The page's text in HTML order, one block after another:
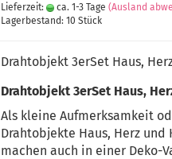
Lieferzeit:
ca. 1-3 Tage (Ausland
Lagerbestand: 10 Stück
Drahtobjekt 3erSet Haus,
Drahtobjekt 3erSet Haus,
Als kleine Aufmerksamkeit
Drahtobjekte Haus, Herz
machen auch in einer Deko-